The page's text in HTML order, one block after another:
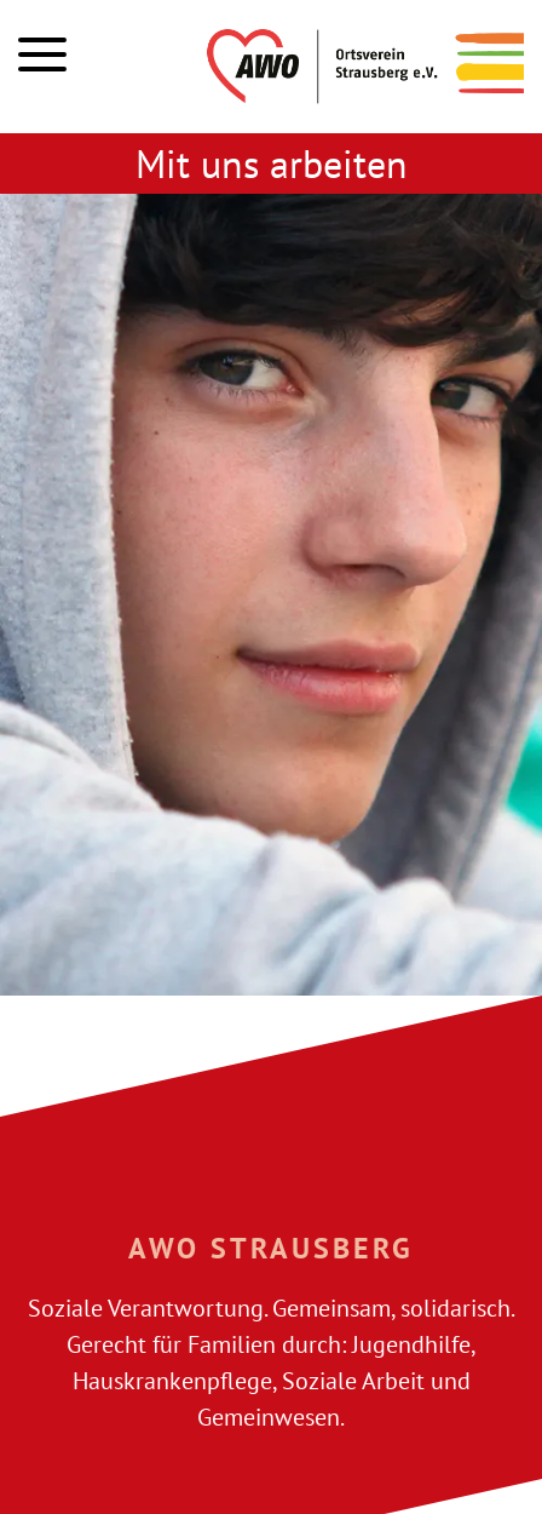
Mit uns arbeiten
AWO STRAUSBERG
Soziale Verantwortung. Gemeinsam, solidarisch.
Gerecht für Familien durch: Jugendhilfe,
Hauskrankenpflege, Soziale Arbeit und
Gemeinwesen.